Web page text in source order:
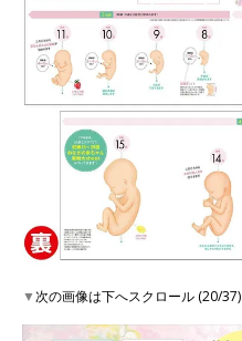
▼次の画像は下へスクロール (20/37)